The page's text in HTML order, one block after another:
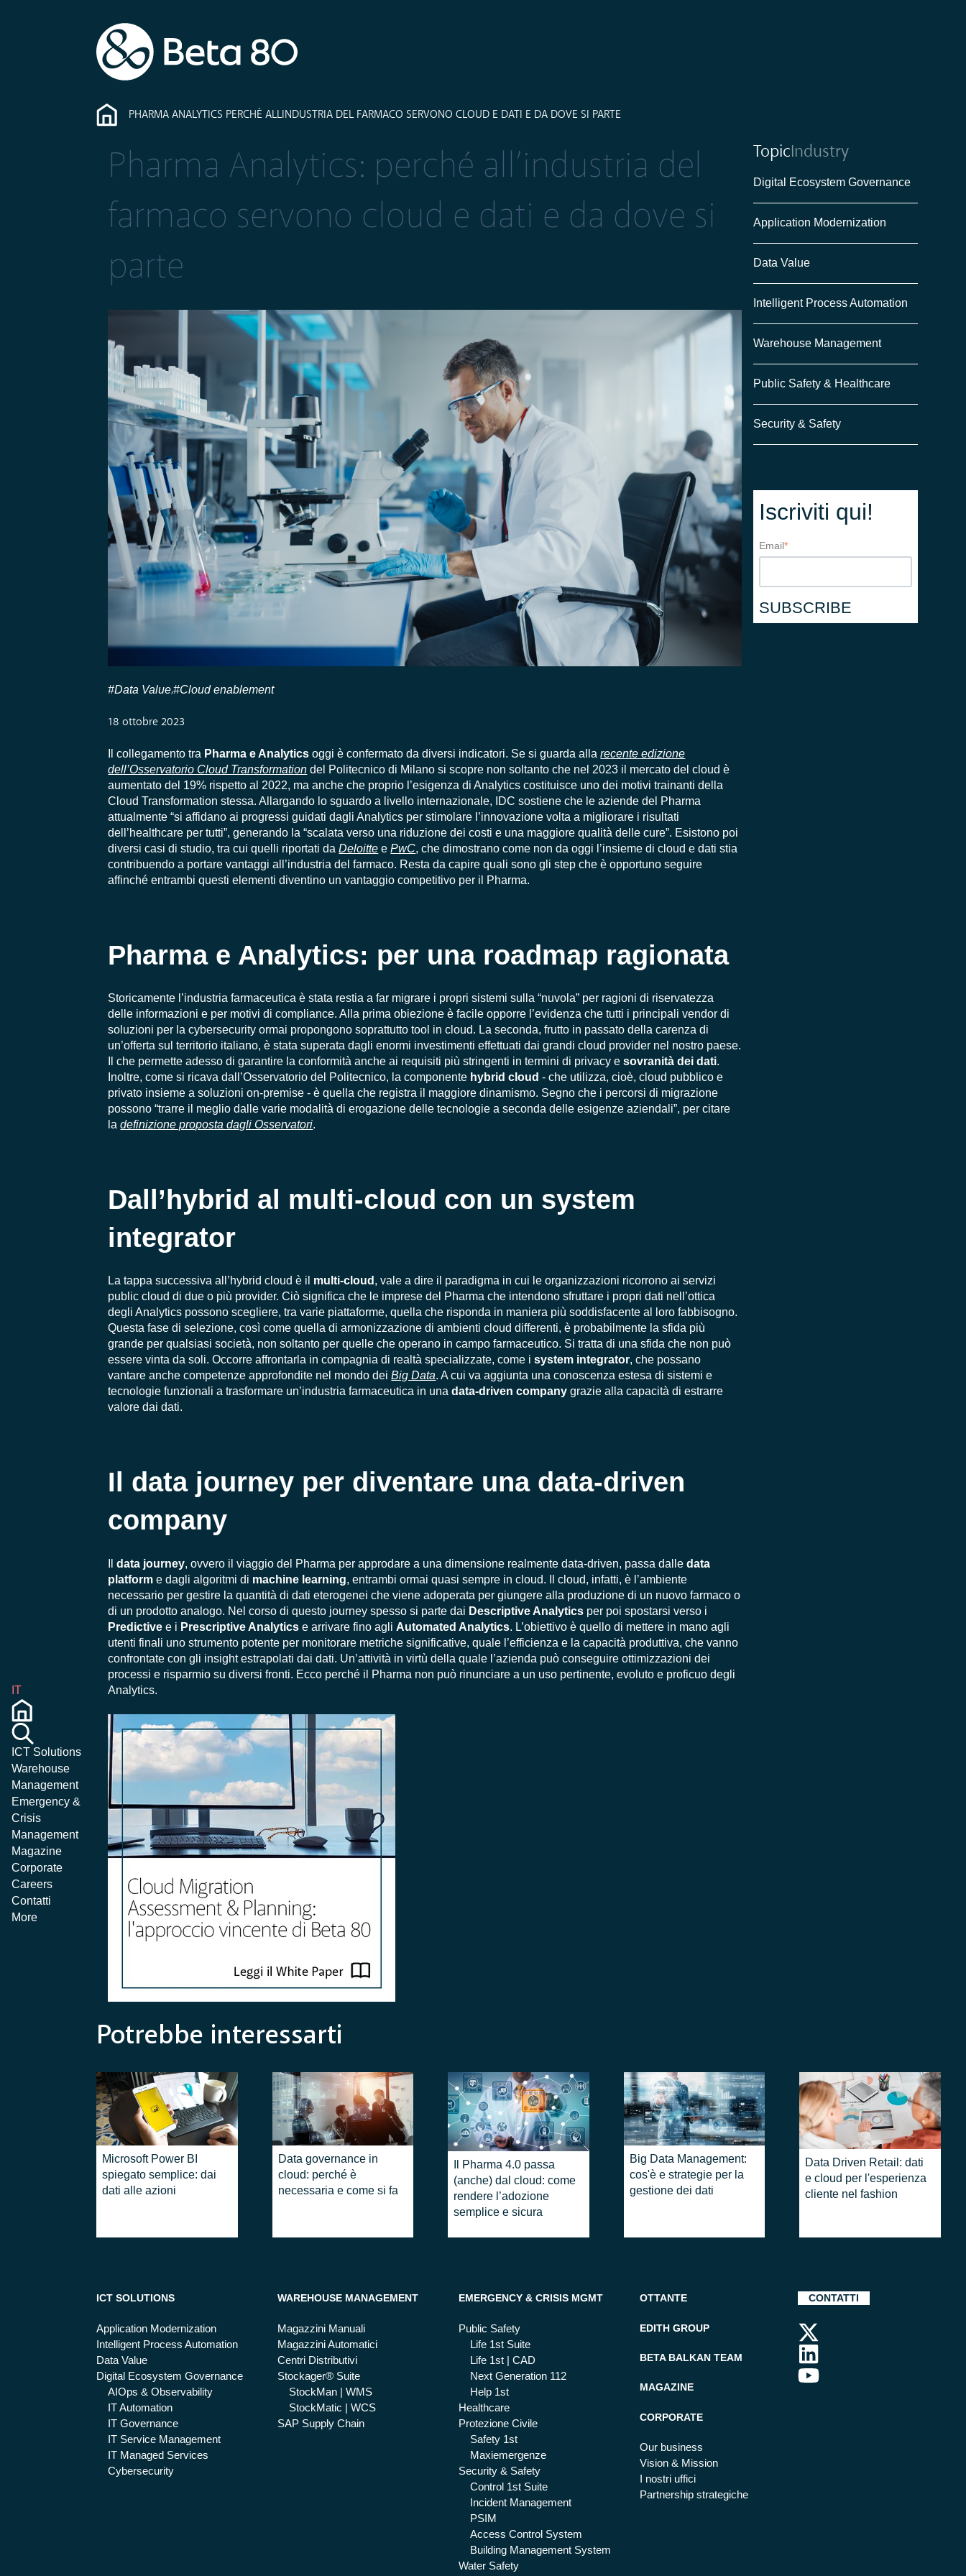
PHARMA ANALYTICS PERCHÉ ALLINDUSTRIA DEL FARMACO SERVONO CLOUD E DATI E DA DOVE SI PARTE
IT
ICT Solutions
Warehouse
Management
Emergency &
Crisis
Management
Magazine
Corporate
Careers
Contatti
More
Pharma Analytics: perché all’industria del
farmaco servono cloud e dati e da dove si
parte
#Data Value,#Cloud enablement
18 ottobre 2023
Il collegamento tra Pharma e Analytics oggi è confermato da diversi indicatori. Se si guarda allarecente edizione
dell’Osservatorio Cloud Transformation del Politecnico di Milano si scopre non soltanto che nel 2023 il mercato del cloud è
aumentato del 19% rispetto al 2022, ma anche che proprio l’esigenza di Analytics costituisce uno dei motivi trainanti della
Cloud Transformation stessa. Allargando lo sguardo a livello internazionale, IDC sostiene che le aziende del Pharma
attualmente “si affidano ai progressi guidati dagli Analytics per stimolare l’innovazione volta a migliorare i risultati
dell’healthcare per tutti”, generando la “scalata verso una riduzione dei costi e una maggiore qualità delle cure”. Esistono poi
diversi casi di studio, tra cui quelli riportati daDeloitte ePwC, che dimostrano come non da oggi l’insieme di cloud e dati stia
contribuendo a portare vantaggi all’industria del farmaco. Resta da capire quali sono gli step che è opportuno seguire
affinché entrambi questi elementi diventino un vantaggio competitivo per il Pharma.
Pharma e Analytics: per una roadmap ragionata
Storicamente l’industria farmaceutica è stata restia a far migrare i propri sistemi sulla “nuvola” per ragioni di riservatezza
delle informazioni e per motivi di compliance. Alla prima obiezione è facile opporre l’evidenza che tutti i principali vendor di
soluzioni per la cybersecurity ormai propongono soprattutto tool in cloud. La seconda, frutto in passato della carenza di
un’offerta sul territorio italiano, è stata superata dagli enormi investimenti effettuati dai grandi cloud provider nel nostro paese.
Il che permette adesso di garantire la conformità anche ai requisiti più stringenti in termini di privacy esovranità dei dati.
Inoltre, come si ricava dall’Osservatorio del Politecnico, la componente hybrid cloud - che utilizza, cioè, cloud pubblico e
privato insieme a soluzioni on-premise - è quella che registra il maggiore dinamismo. Segno che i percorsi di migrazione
possono “trarre il meglio dalle varie modalità di erogazione delle tecnologie a seconda delle esigenze aziendali”, per citare
ladefinizione proposta dagli Osservatori.
Dall’hybrid al multi-cloud con un system
integrator
La tappa successiva all’hybrid cloud è il multi-cloud , vale a dire il paradigma in cui le organizzazioni ricorrono ai servizi
public cloud di due o più provider. Ciò significa che le imprese del Pharma che intendono sfruttare i propri dati nell’ottica
degli Analytics possono scegliere, tra varie piattaforme, quella che risponda in maniera più soddisfacente al loro fabbisogno.
Questa fase di selezione, così come quella di armonizzazione di ambienti cloud differenti, è probabilmente la sfida più
grande per qualsiasi società, non soltanto per quelle che operano in campo farmaceutico. Si tratta di una sfida che non può
essere vinta da soli. Occorre affrontarla in compagnia di realtà specializzate, come isystem integrator, che possano
vantare anche competenze approfondite nel mondo deiBig Data. A cui va aggiunta una conoscenza estesa di sistemi e
tecnologie funzionali a trasformare un’industria farmaceutica in unadata-driven company grazie alla capacità di estrarre
valore dai dati.
Il data journey per diventare una data-driven
company
Ildata journey, ovvero il viaggio del Pharma per approdare a una dimensione realmente data-driven, passa dalledata
platform e dagli algoritmi di machine learning, entrambi ormai quasi sempre in cloud. Il cloud, infatti, è l’ambiente
necessario per gestire la quantità di dati eterogenei che viene adoperata per giungere alla produzione di un nuovo farmaco o
di un prodotto analogo. Nel corso di questo journey spesso si parte dai Descriptive Analytics per poi spostarsi verso i
Predictive e i Prescriptive Analytics e arrivare fino agliAutomated Analytics. L’obiettivo è quello di mettere in mano agli
utenti finali uno strumento potente per monitorare metriche significative, quale l’efficienza e la capacità produttiva, che vanno
confrontate con gli insight estrapolati dai dati. Un’attività in virtù della quale l’azienda può conseguire ottimizzazioni dei
processi e risparmio su diversi fronti. Ecco perché il Pharma non può rinunciare a un uso pertinente, evoluto e proficuo degli
Analytics.
TopicIndustry
Digital Ecosystem Governance
Application Modernization
Data Value
Intelligent Process Automation
Warehouse Management
Public Safety & Healthcare
Security & Safety
Iscriviti qui!
Email*
Potrebbe interessarti
Microsoft Power BI
spiegato semplice: dai
dati alle azioni
Data governance in
cloud: perché è
necessaria e come si fa
​Il Pharma 4.0 passa
(anche) dal cloud: come
rendere l’adozione
semplice e sicura
Big Data Management:
cos'è e strategie per la
gestione dei dati
Data Driven Retail: dati
e cloud per l'esperienza
cliente nel fashion
ICT SOLUTIONS
Application Modernization
Intelligent Process Automation
Data Value
Digital Ecosystem Governance
AIOps & Observability
IT Automation
IT Governance
IT Service Management
IT Managed Services
Cybersecurity
WAREHOUSE MANAGEMENT
Magazzini Manuali
Magazzini Automatici
Centri Distributivi
Stockager® Suite
StockMan | WMS
StockMatic | WCS
SAP Supply Chain
EMERGENCY & CRISIS MGMT
Public Safety
Life 1st Suite
Life 1st | CAD
Next Generation 112
Help 1st
Healthcare
Protezione Civile
Safety 1st
Maxiemergenze
Security & Safety
Control 1st Suite
Incident Management
PSIM
Access Control System
Building Management System
Water Safety
OTTANTE
EDITH GROUP
BETA BALKAN TEAM
MAGAZINE
CORPORATE
Our business
Vision & Mission
I nostri uffici
Partnership strategiche
CONTATTI